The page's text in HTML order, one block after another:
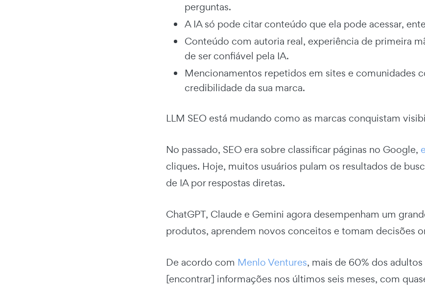
perguntas.
A IA só pode citar conteúdo que ela pode acessar,
Conteúdo com autoria real, experiência de primeira
de ser confiável pela IA.
Mencionamentos repetidos em sites e comunidades
credibilidade da sua marca.
LLM SEO está mudando como as marcas conquistam
No passado, SEO era sobre classificar páginas no Google,
cliques. Hoje, muitos usuários pulam os resultados de
de IA por respostas diretas.
ChatGPT, Claude e Gemini agora desempenham um
produtos, aprendem novos conceitos e tomam decisões
De acordo com Menlo Ventures, mais de 60% dos
[encontrar] informações nos últimos seis meses, com